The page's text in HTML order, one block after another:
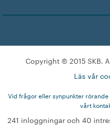
Copyright © 2015 SKB.
Läs vår
Vid frågor eller synpunkter
vårt
241 inloggningar och 40